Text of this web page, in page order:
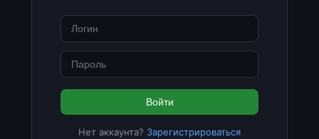
Войти
Нет аккаунта? Зарегистрироваться